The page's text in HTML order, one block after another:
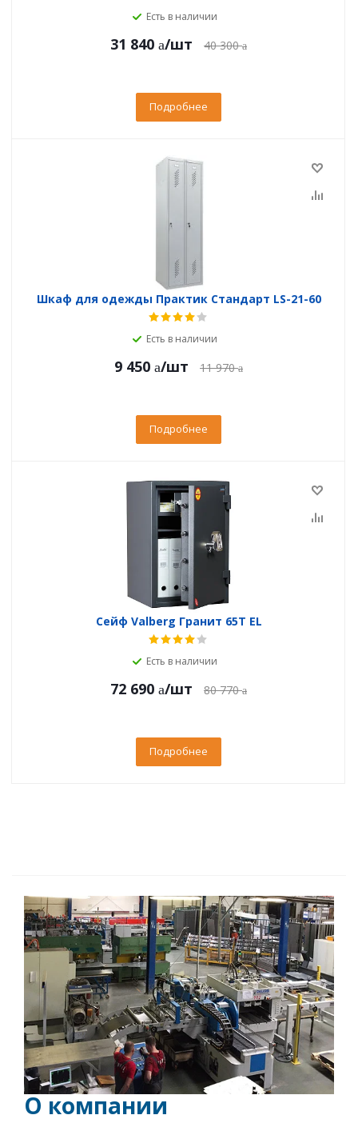
Есть в наличии
31 840 /шт 40 300
Подробнее
Шкаф для одежды Практик Стандарт LS-21-60
Есть в наличии
9 450 /шт 11 970
Подробнее
Сейф Valberg Гранит 65Т EL
Есть в наличии
72 690 /шт 80 770
Подробнее
О компании